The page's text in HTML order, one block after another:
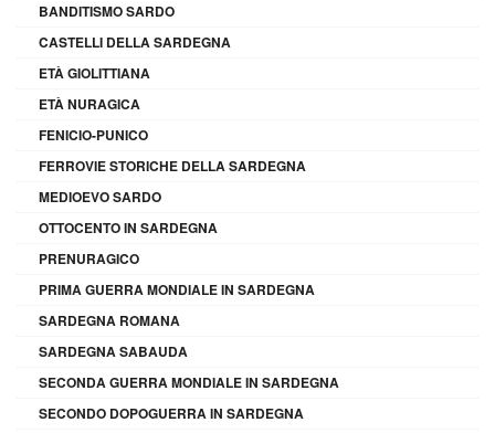
BANDITISMO SARDO
CASTELLI DELLA SARDEGNA
ETÀ GIOLITTIANA
ETÀ NURAGICA
FENICIO-PUNICO
FERROVIE STORICHE DELLA SARDEGNA
MEDIOEVO SARDO
OTTOCENTO IN SARDEGNA
PRENURAGICO
PRIMA GUERRA MONDIALE IN SARDEGNA
SARDEGNA ROMANA
SARDEGNA SABAUDA
SECONDA GUERRA MONDIALE IN SARDEGNA
SECONDO DOPOGUERRA IN SARDEGNA